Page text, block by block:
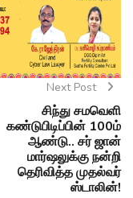
Next Post
சிந்து சமவெளி
கண்டுபிடிப்பின் 100ம்
ஆண்டு.. சர் ஜான்
மார்ஷலுக்கு நன்றி
தெரிவித்த முதல்வர்
ஸ்டாலின்!